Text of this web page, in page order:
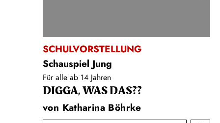
SCHULVORSTELLUNG
Schauspiel Jung
Für alle ab 14 Jahren
DIGGA, WAS DAS??
von Katharina Böhrke